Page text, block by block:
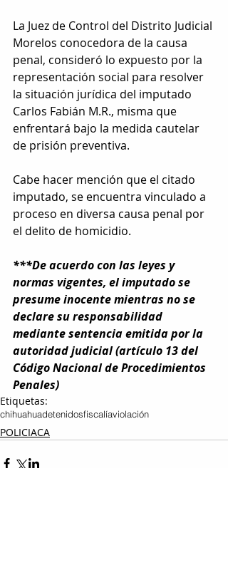
La Juez de Control del Distrito Judicial
Morelos conocedora de la causa
penal, consideró lo expuesto por la
representación social para resolver
la situación jurídica del imputado
Carlos Fabián M.R., misma que
enfrentará bajo la medida cautelar
de prisión preventiva.
Cabe hacer mención que el citado
imputado, se encuentra vinculado a
proceso en diversa causa penal por
el delito de homicidio.
***De acuerdo con las leyes y
normas vigentes, el imputado se
presume inocente mientras no se
declare su responsabilidad
mediante sentencia emitida por la
autoridad judicial (artículo 13 del
Código Nacional de Procedimientos
Penales)
Etiquetas:
chihuahuadetenidosfiscalíaviolación
POLICIACA